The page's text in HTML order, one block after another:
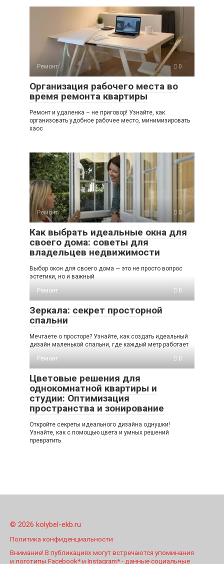
Ремонт 0
Организация рабочего места во
время ремонта квартиры
Ремонт и удаленка – не приговор! Узнайте, как
организовать удобное рабочее место, минимизировать
хаос
Ремонт 0
Как выбрать идеальные окна для
своего дома: советы для
владельцев недвижимости
Выбор окон для своего дома — это не просто вопрос
эстетики, но и важный
Ремонт
0
Зеркала: секрет просторной
спальни
Мечтаете о просторе? Узнайте, как создать идеальный
дизайн маленькой спальни, где каждый метр работает
Ремонт
0
Цветовые решения для
однокомнатной квартиры и
студии: Оптимизация
пространства и зонирование
Откройте секреты идеального дизайна однушки!
Узнайте, как с помощью цвета и умных решений
превратить
© 2026 kolybel-ekb.ru
Политика конфиденциальности
Внимание! В публикациях могут встречаются упоминания
и логотипы Facebook* и Instagram* - данные социальные